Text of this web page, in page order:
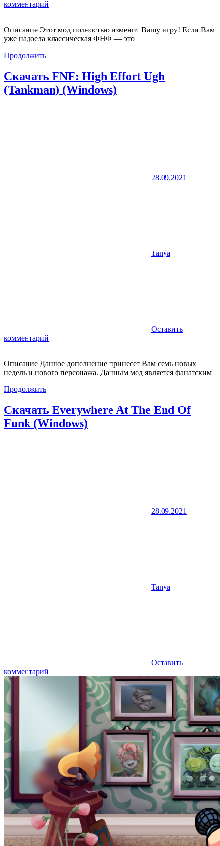
комментарий
Описание Этот мод полностью изменит Вашу игру! Если Вам
уже надоела классическая ФНФ — это
Продолжить
Скачать FNF: High Effort Ugh
(Tankman) (Windows)
28.09.2021
Tanya
Оставить
комментарий
Описание Данное дополнение принесет Вам семь новых
недель и нового персонажа. Данным мод является фанатским
Продолжить
Скачать Everywhere At The End Of
Funk (Windows)
28.09.2021
Tanya
Оставить
комментарий